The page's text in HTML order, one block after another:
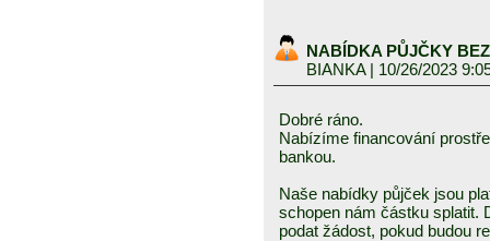
NABÍDKA PŮJČKY
BIANKA| 10/26/2023
Dobré ráno.
Nabízíme financování
bankou.
Naše nabídky půjček jsou
schopen nám částku splatit.
podat žádost, pokud budou